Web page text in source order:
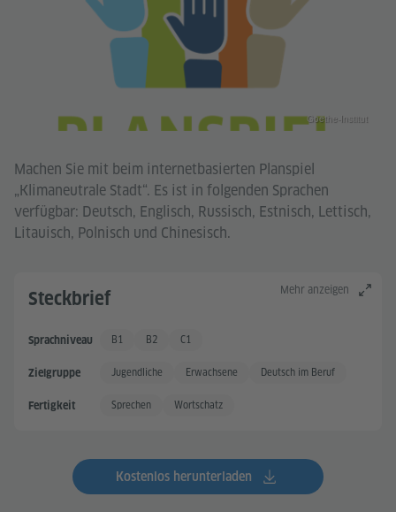
Goethe-Institut
Machen Sie mit beim internetbasierten Planspiel
„Klimaneutrale Stadt“. Es ist in folgenden Sprachen
verfügbar: Deutsch, Englisch, Russisch, Estnisch, Lettisch,
Litauisch, Polnisch und Chinesisch.
Mehr anzeigen
Steckbrief
Sprachniveau Gute Sprachkenntnisse
B1 Gute Sprachkenntnisse +
B2 Sehr gute Sprachkenntnisse
C1
Zielgruppe Jugendliche Erwachsene Deutsch im Beruf
Fertigkeit Sprechen Wortschatz
Kostenlos herunterladen